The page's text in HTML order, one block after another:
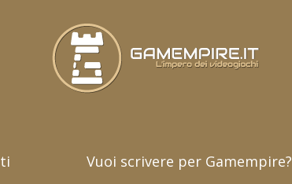
Vuoi scrivere per Gamempire?